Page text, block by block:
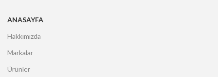
ANASAYFA
Hakkımızda
Markalar
Ürünler